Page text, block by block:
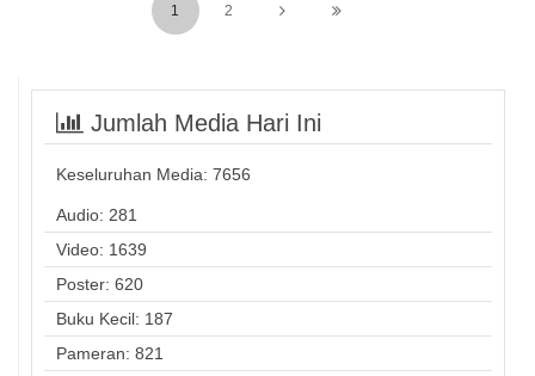
1 2
Jumlah Media Hari Ini
Keseluruhan Media: 7656
Audio: 281
Video: 1639
Poster: 620
Buku Kecil: 187
Pameran: 821